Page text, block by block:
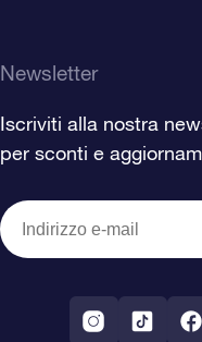
Newsletter
Iscriviti alla nostra
per sconti e